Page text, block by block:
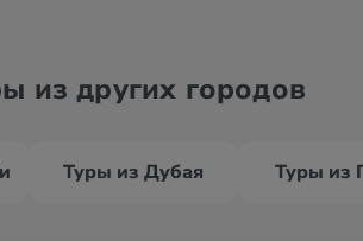
из других городов
Туры из Дубая Туры из